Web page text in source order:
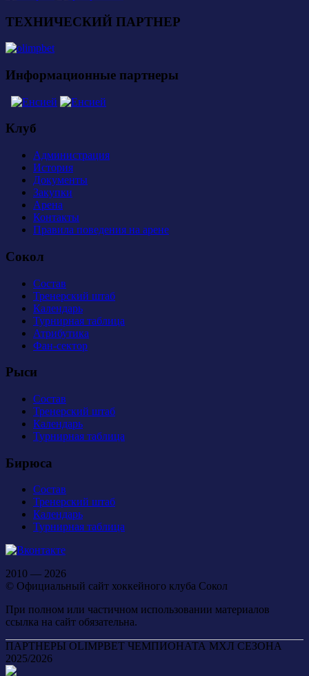
ТЕХНИЧЕСКИЙ ПАРТНЕР
Информационные партнеры
Клуб
Администрация
История
Документы
Закупки
Арена
Контакты
Правила поведения на арене
Сокол
Состав
Тренерский штаб
Календарь
Турнирная таблица
Атрибутика
Фан-сектор
Рыси
Состав
Тренерский штаб
Календарь
Турнирная таблица
Бирюса
Состав
Тренерский штаб
Календарь
Турнирная таблица
2010 — 2026
© Официальный сайт хоккейного клуба Сокол
При полном или частичном использовании материалов
ссылка на сайт обязательна.
ПАРТНЕРЫ OLIMPBET ЧЕМПИОНАТА МХЛ СЕЗОНА
2025/2026